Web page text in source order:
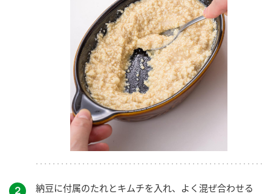
２
納豆に付属のたれとキムチを入れ、よく混ぜ合わせる